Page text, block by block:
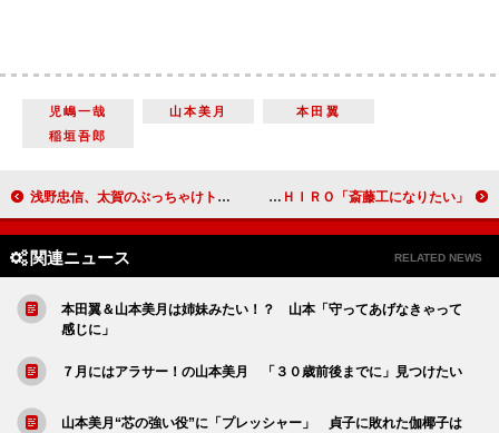
児嶋一哉 山本美月
本田翼
稲垣吾郎
浅野忠信、太賀のぶっちゃけトークにタジタジ… 筒井真理子、主演女優賞の期待に「ハードルを下げて」 ＴＡＫＡＨＩＲＯ＆斎藤工がおそろい“赤パンツ”で登場 ＴＡＫＡＨＩＲＯ「斎藤工になりたい」
関連ニュース RELATED NEWS
本田翼＆山本美月は姉妹みたい！？ 山本「守ってあげなきゃって
感じに」
７月にはアラサー！の山本美月 「３０歳前後までに」見つけたい
山本美月“芯の強い役”に「プレッシャー」 貞子に敗れた伽椰子は